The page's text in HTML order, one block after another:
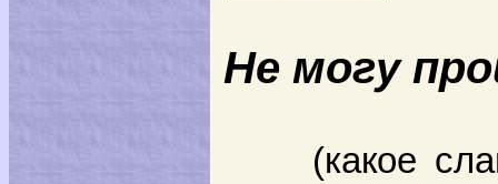
Не могу
(какое